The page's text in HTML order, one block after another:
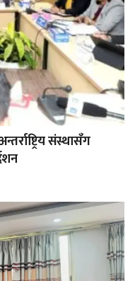
संस्थासँग